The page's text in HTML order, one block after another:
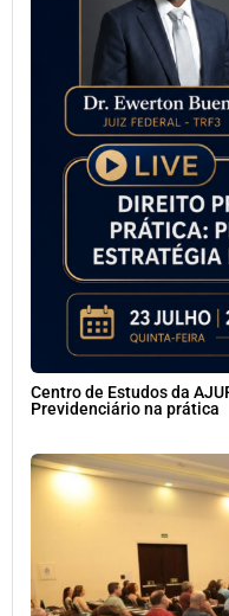
Centro de Estudos da
Previdenciário na prática